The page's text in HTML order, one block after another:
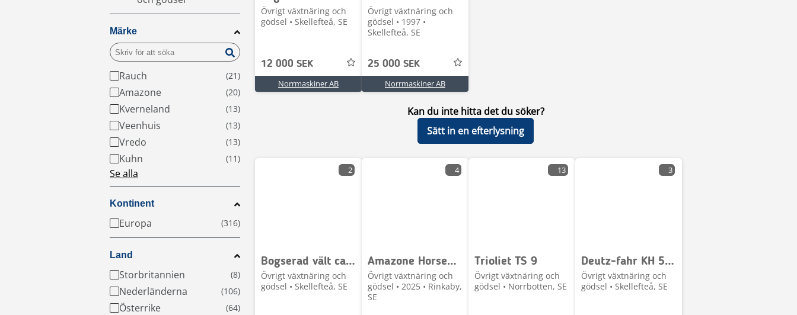
Märke
Rauch
Amazone
Kverneland
Veenhuis
Vredo
Kuhn
Se alla
Kontinent
Europa
Land
Storbritannien
Nederländerna
Österrike
Övrigt växtnäring och
gödsel • Skellefteå, SE
12 000 SEK
Norrmaskiner AB
Övrigt växtnäring och
gödsel • 1997 •
Skellefteå, SE
25 000 SEK
Norrmaskiner AB
Kan du inte hitta det du söker?
Sätt in en efterlysning
2
Bogserad vält ca 6 meter
Övrigt växtnäring och
gödsel • Skellefteå, SE
4
Amazone Horsehopper 2100 Super
Övrigt växtnäring och
gödsel • 2025 • Rinkaby,
SE
13
Trioliet TS 9
Övrigt växtnäring och
gödsel • Norrbotten, SE
3
Deutz-fahr KH 500
Övrigt växtnäring och
gödsel • Skellefteå, SE